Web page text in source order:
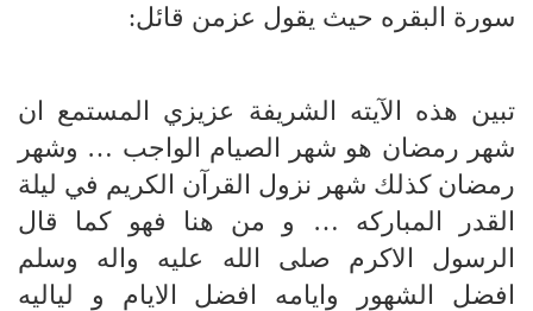
سورة البقره حيث يقول عزمن قائل:
تبين هذه الآيته الشريفة عزيزي المستمع ان
شهر رمضان هو شهر الصيام الواجب … وشهر
رمضان كذلك شهر نزول القرآن الكريم في ليلة
القدر المباركه … و من هنا فهو كما قال
الرسول الاكرم صلى الله عليه واله وسلم
افضل الشهور وايامه افضل الايام و لياليه